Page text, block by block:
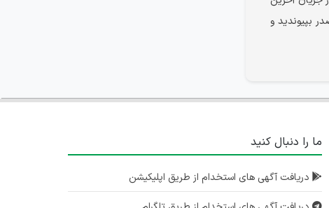
بپیوندید و
ما را دنبال کنید
دریافت آگهی های استخدام از طریق اپلیکیشن